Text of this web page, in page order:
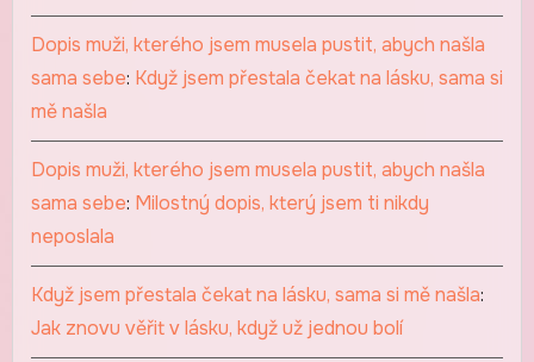
Dopis muži, kterého jsem musela pustit, abych našla
sama sebe: Když jsem přestala čekat na lásku, sama si
mě našla
Dopis muži, kterého jsem musela pustit, abych našla
sama sebe: Milostný dopis, který jsem ti nikdy
neposlala
Když jsem přestala čekat na lásku, sama si mě našla:
Jak znovu věřit v lásku, když už jednou bolí